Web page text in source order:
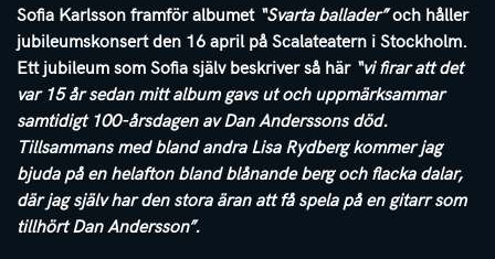
Sofia Karlsson framför albumet “Svarta ballader”och håller
jubileumskonsert den 16 april på Scalateatern i Stockholm.
Ett jubileum som Sofia själv beskriver så här “vi firar att det
var 15 år sedan mitt album gavs ut och uppmärksammar
samtidigt 100-årsdagen av Dan Anderssons död.
Tillsammans med bland andra Lisa Rydberg kommer jag
bjuda på en helafton bland blånande berg och flacka dalar,
där jag själv har den stora äran att få spela på en gitarr som
tillhört Dan Andersson”.